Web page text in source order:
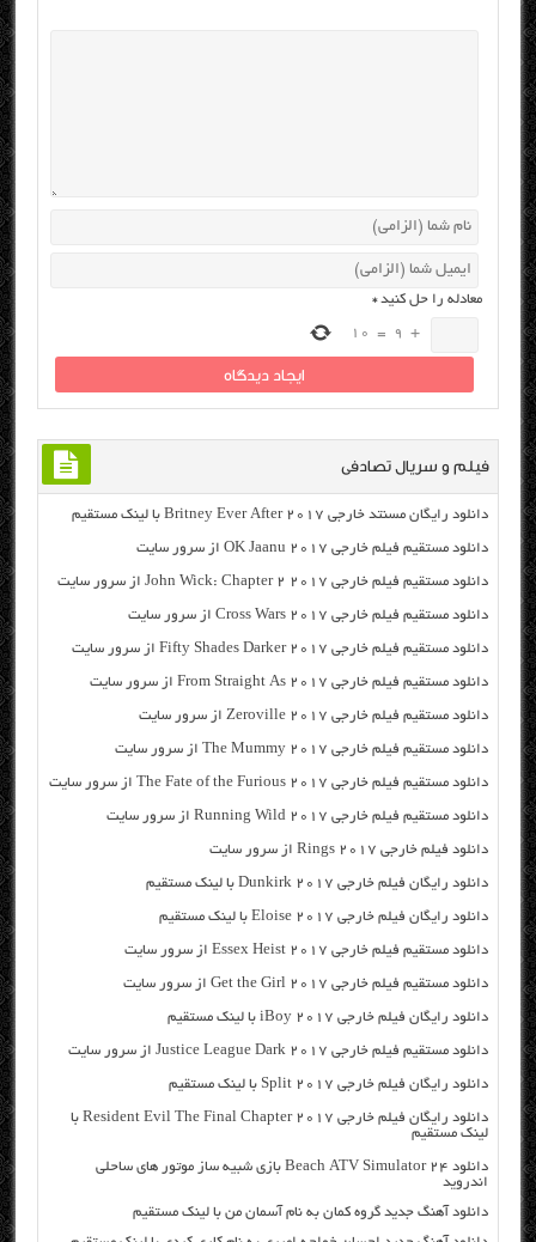
معادله را حل کنید*
+
9
=
10
فیلم و سریال تصادفی
دانلود رایگان مسنتد خارجی Britney Ever After 2017 با لینک مستقیم
دانلود مستقیم فیلم خارجی OK Jaanu 2017 از سرور سایت
دانلود مستقیم فیلم خارجی John Wick: Chapter 2 2017 از سرور سایت
دانلود مستقیم فیلم خارجی Cross Wars 2017 از سرور سایت
دانلود مستقیم فیلم خارجی Fifty Shades Darker 2017 از سرور سایت
دانلود مستقیم فیلم خارجی From Straight As 2017 از سرور سایت
دانلود مستقیم فیلم خارجی Zeroville 2017 از سرور سایت
دانلود مستقیم فیلم خارجی The Mummy 2017 از سرور سایت
دانلود مستقیم فیلم خارجی The Fate of the Furious 2017 از سرور سایت
دانلود مستقیم فیلم خارجی Running Wild 2017 از سرور سایت
دانلود فیلم خارجی Rings 2017 از سرور سایت
دانلود رایگان فیلم خارجی Dunkirk 2017 با لینک مستقیم
دانلود رایگان فیلم خارجی Eloise 2017 با لینک مستقیم
دانلود مستقیم فیلم خارجی Essex Heist 2017 از سرور سایت
دانلود مستقیم فیلم خارجی Get the Girl 2017 از سرور سایت
دانلود رایگان فیلم خارجی iBoy 2017 با لینک مستقیم
دانلود مستقیم فیلم خارجی Justice League Dark 2017 از سرور سایت
دانلود رایگان فیلم خارجی Split 2017 با لینک مستقیم
دانلود رایگان فیلم خارجی Resident Evil The Final Chapter 2017 با
لینک مستقیم
دانلود Beach ATV Simulator 24 بازی شبیه ساز موتور های ساحلی
اندروید
دانلود آهنگ جدید گروه کمان به نام آسمان من با لینک مستقیم